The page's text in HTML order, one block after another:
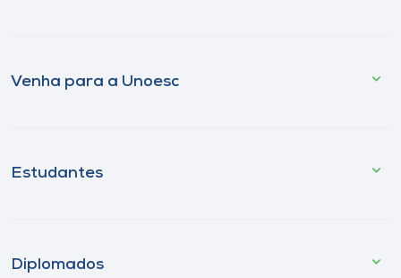
Venha para a Unoesc
Estudantes
Diplomados